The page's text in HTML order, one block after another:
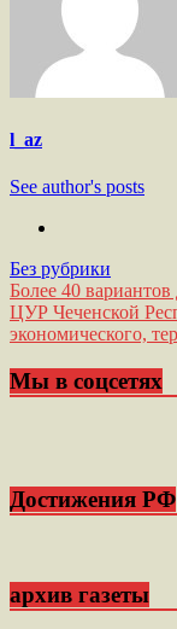
l_az
See author's posts
Без рубрики
Навигация
по
Более 40
ЦУР Чеченской
экономического,
Мы в соцсетях
Достижения РФ
архив газеты